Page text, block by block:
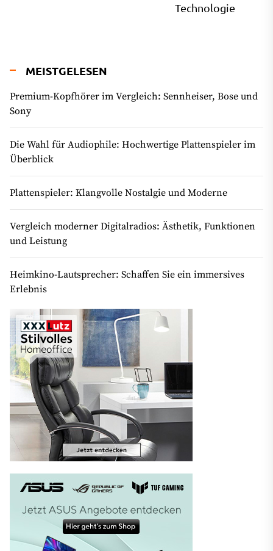
Technologie
MEISTGELESEN
Premium-Kopfhörer im Vergleich: Sennheiser, Bose und
Sony
Die Wahl für Audiophile: Hochwertige Plattenspieler im
Überblick
Plattenspieler: Klangvolle Nostalgie und Moderne
Vergleich moderner Digitalradios: Ästhetik, Funktionen
und Leistung
Heimkino-Lautsprecher: Schaffen Sie ein immersives
Erlebnis